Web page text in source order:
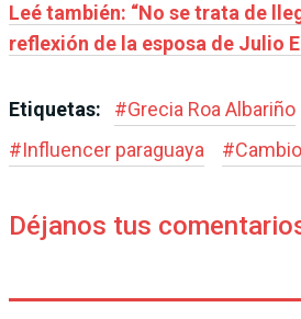
Leé también: “No se trata de
reflexión de la esposa de Julio
Etiquetas: #Grecia Roa Albariño
#Influencer paraguaya #
Déjanos tus